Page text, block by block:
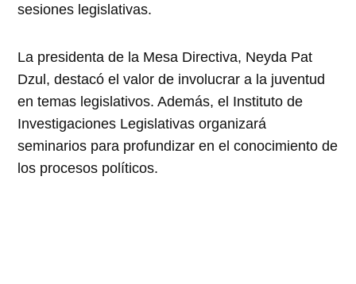
sesiones legislativas.
La presidenta de la Mesa Directiva, Neyda Pat
Dzul, destacó el valor de involucrar a la juventud
en temas legislativos. Además, el Instituto de
Investigaciones Legislativas organizará
seminarios para profundizar en el conocimiento de
los procesos políticos.